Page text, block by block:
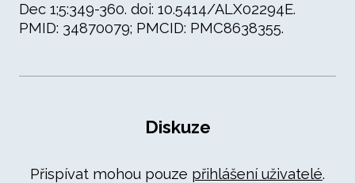
Dec 1;5:349-360. doi: 10.5414/ALX02294E.
PMID: 34870079; PMCID: PMC8638355.
Diskuze
Přispívat mohou pouze přihlášení uživatelé.